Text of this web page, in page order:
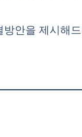
안을 제시해